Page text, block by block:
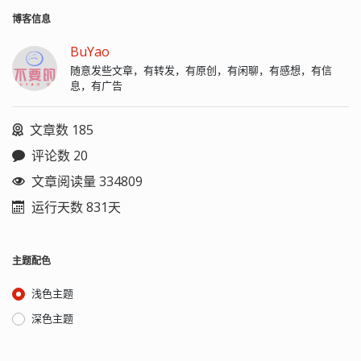
博客信息
BuYao
随意发些文章，有转发，有原创，有闲聊，有感想，有信
息，有广告
文章数 185
评论数 20
文章阅读量 334809
运行天数 831天
主题配色
浅色主题
深色主题